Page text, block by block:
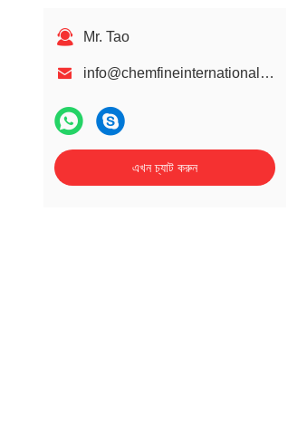
Mr. Tao
info@chemfineinternational.com
এখন চ্যাট করুন